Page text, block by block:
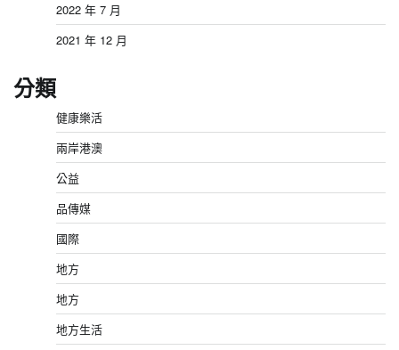
2022 年 7 月
2021 年 12 月
分類
健康樂活
兩岸港澳
公益
品傳媒
國際
地方
地方
地方生活